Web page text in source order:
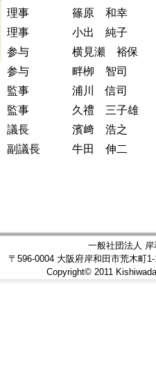
理事
篠原 和幸
理事
小出 純子
参与
横見瀬 裕保
参与
畔栁 智司
監事
浦川 信司
監事
久禮 三子雄
議長
濱﨑 浩之
副議長
牛田 伸二
一般社団法人
〒596-0004 大阪府岸和田市荒木町
Copyright© 2011